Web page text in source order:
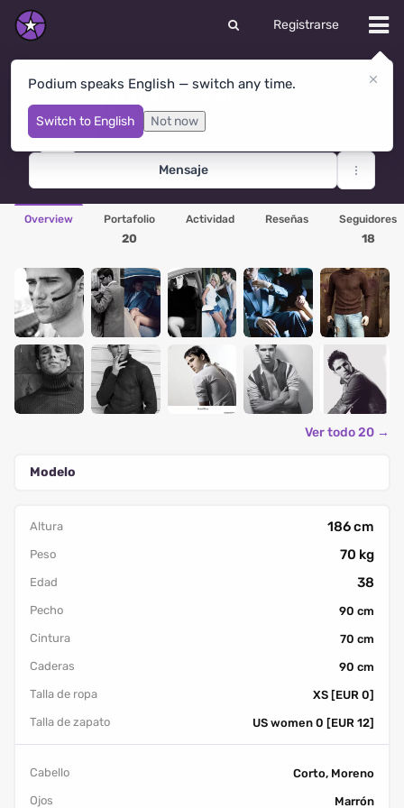
Registrarse
Podium speaks English — switch any time.
Switch to English Not now
Андрей Павлов
Moscow· Rusia
Mensaje
Overview Portafolio
20
Actividad Reseñas Seguidores
18
Ver todo 20 →
Modelo
Altura 186 cm
Peso 70 kg
Edad 38
Pecho
90 cm
Cintura
70 cm
Caderas
90 cm
Talla de ropa
XS [EUR 0]
Talla de zapato
US women 0 [EUR 12]
Cabello
Corto, Moreno
Ojos
Marrón